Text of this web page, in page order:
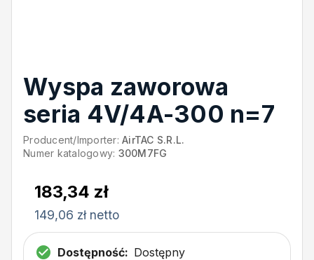
Wyspa zaworowa
seria 4V/4A-300 n=7
Producent/Importer: AirTAC S.R.L.
Numer katalogowy: 300M7FG
183,34 zł
149,06 zł netto
Dostępność: Dostępny